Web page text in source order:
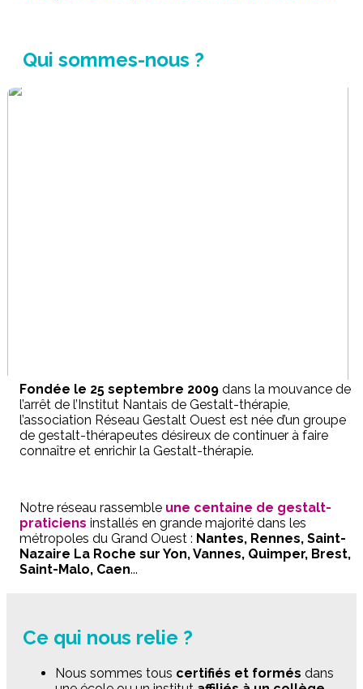
Qui sommes-nous ?
Fondée le 25 septembre 2009 dans la mouvance de
l’arrêt de l’Institut Nantais de Gestalt-thérapie,
l’association Réseau Gestalt Ouest est née d’un groupe
de gestalt-thérapeutes désireux de continuer à faire
connaître et enrichir la Gestalt-thérapie.
Notre réseau rassemble une centaine de gestalt-
praticiens installés en grande majorité dans les
métropoles du Grand Ouest : Nantes, Rennes, Saint-
Nazaire La Roche sur Yon, Vannes, Quimper, Brest,
Saint-Malo, Caen...
Ce qui nous relie ?
Nous sommes tous certifiés et formés dans